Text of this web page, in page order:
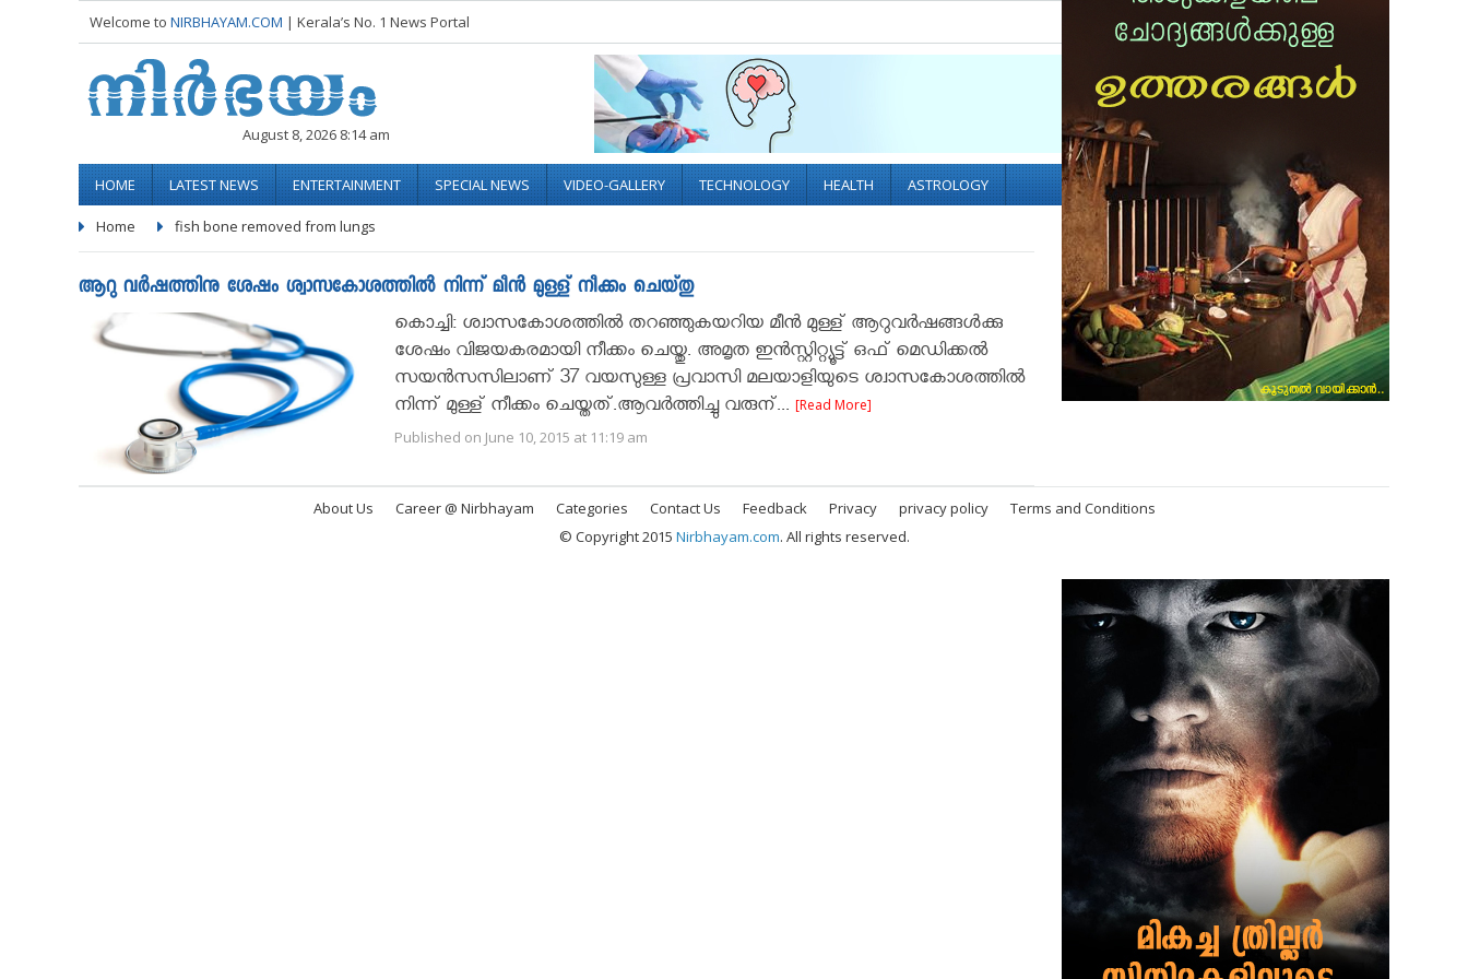
Welcome to NIRBHAYAM.COM | Kerala’s No. 1 News Portal Socialize with us
August 8, 2026 8:14 am
HOME LATEST NEWS ENTERTAINMENT SPECIAL NEWS VIDEO-GALLERY TECHNOLOGY HEALTH ASTROLOGY
Home fish bone removed from lungs
ആറു വര്‍ഷത്തിനു ശേഷം ശ്വാസകോശത്തില്‍ നിന്ന് മീന്‍ മുള്ള് നീക്കം ചെയ്തു
കൊച്ചി: ശ്വാസകോശത്തില്‍ തറഞ്ഞുകയറിയ മീന്‍ മുള്ള് ആറുവര്‍ഷങ്ങള്‍ക്കു
ശേഷം വിജയകരമായി നീക്കം ചെയ്തു. അമൃത ഇന്‍സ്റ്റിറ്റ്യൂട്ട് ഒഫ് മെഡിക്കല്‍
സയന്‍സസിലാണ് 37 വയസുള്ള പ്രവാസി മലയാളിയുടെ ശ്വാസകോശത്തില്‍
നിന്ന് മുള്ള് നീക്കം ചെയ്തത്.ആവര്‍ത്തിച്ചു വരുന്... [Read More]
Published on June 10, 2015 at 11:19 am
About Us Career @ Nirbhayam Categories Contact Us Feedback Privacy privacy policy
Terms and Conditions
© Copyright 2015 Nirbhayam.com. All rights reserved.